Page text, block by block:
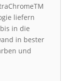
liefern
in die
in bester
und